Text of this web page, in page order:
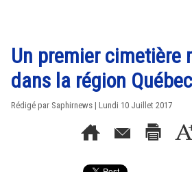
Un premier cimetière
dans la région
Rédigé par Saphirnews | Lundi 10 Juillet 2017